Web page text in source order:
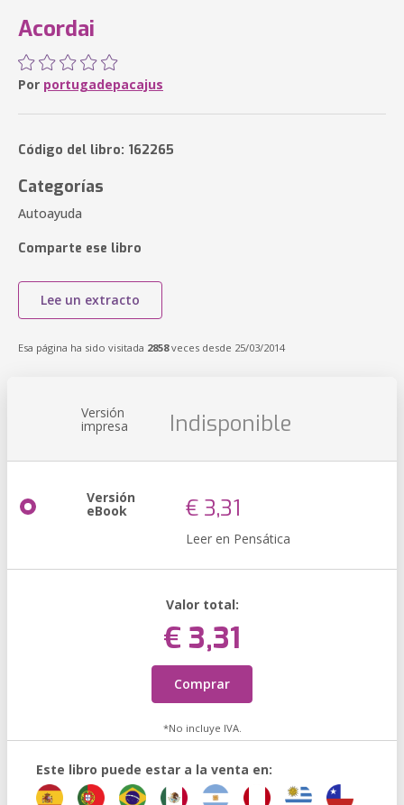
Acordai
Por portugadepacajus
Código del libro: 162265
Categorías
Autoayuda
Comparte ese libro
Lee un extracto
Esa página ha sido visitada 2858veces desde 25/03/2014
Versión
impresa Indisponible
Versión
eBook € 3,31
Leer en Pensática
Valor total:
€ 3,31
Comprar
*No incluye IVA.
Este libro puede estar a la venta en: